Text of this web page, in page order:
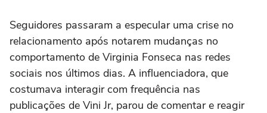
Seguidores passaram a especular uma crise no
relacionamento após notarem mudanças no
comportamento de Virginia Fonseca nas redes
sociais nos últimos dias. A influenciadora, que
costumava interagir com frequência nas
publicações de Vini Jr, parou de comentar e reagir